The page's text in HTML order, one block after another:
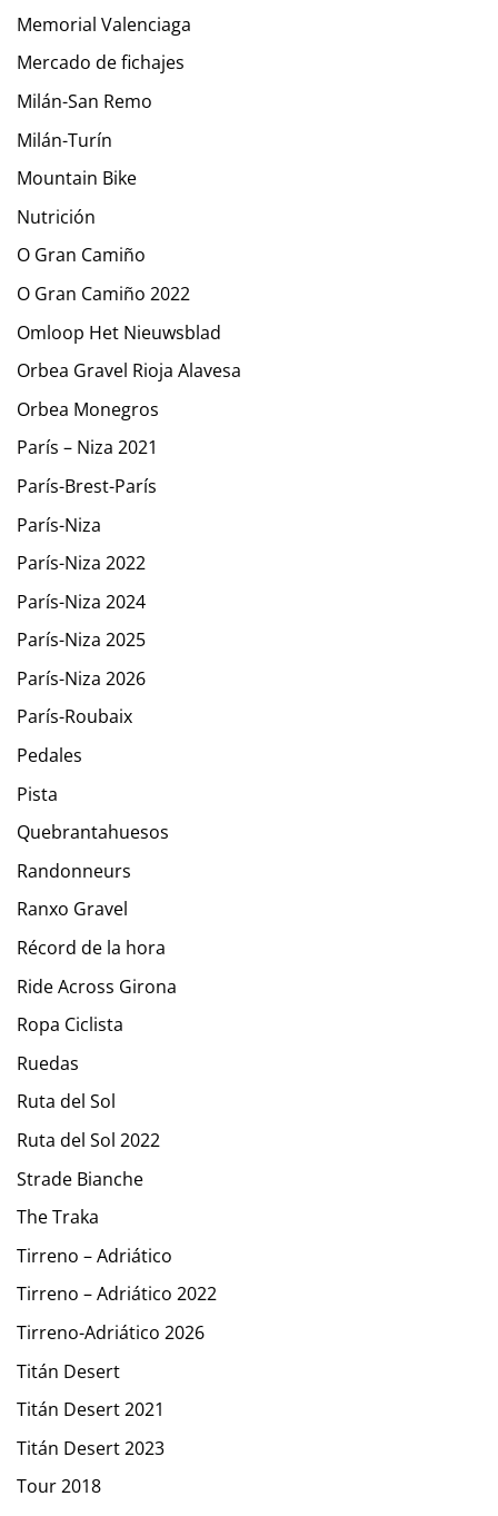
Memorial Valenciaga
Mercado de fichajes
Milán-San Remo
Milán-Turín
Mountain Bike
Nutrición
O Gran Camiño
O Gran Camiño 2022
Omloop Het Nieuwsblad
Orbea Gravel Rioja Alavesa
Orbea Monegros
París – Niza 2021
París-Brest-París
París-Niza
París-Niza 2022
París-Niza 2024
París-Niza 2025
París-Niza 2026
París-Roubaix
Pedales
Pista
Quebrantahuesos
Randonneurs
Ranxo Gravel
Récord de la hora
Ride Across Girona
Ropa Ciclista
Ruedas
Ruta del Sol
Ruta del Sol 2022
Strade Bianche
The Traka
Tirreno – Adriático
Tirreno – Adriático 2022
Tirreno-Adriático 2026
Titán Desert
Titán Desert 2021
Titán Desert 2023
Tour 2018